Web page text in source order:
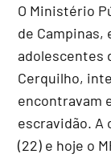
O Ministério
de Campinas,
adolescentes
Cerquilho,
encontravam
escravidão. A
(22) e hoje o